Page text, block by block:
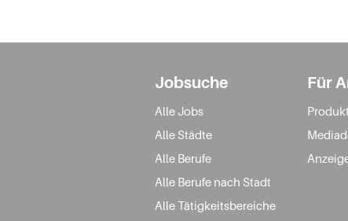
Jobsuche
Alle Jobs
Alle Städte
Alle Berufe
Alle Berufe nach Stadt
Alle Tätigkeitsbereiche
Für